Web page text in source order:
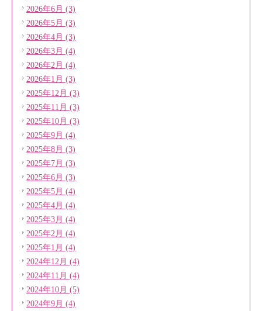
2026年6月 (3)
2026年5月 (3)
2026年4月 (3)
2026年3月 (4)
2026年2月 (4)
2026年1月 (3)
2025年12月 (3)
2025年11月 (3)
2025年10月 (3)
2025年9月 (4)
2025年8月 (3)
2025年7月 (3)
2025年6月 (3)
2025年5月 (4)
2025年4月 (4)
2025年3月 (4)
2025年2月 (4)
2025年1月 (4)
2024年12月 (4)
2024年11月 (4)
2024年10月 (5)
2024年9月 (4)